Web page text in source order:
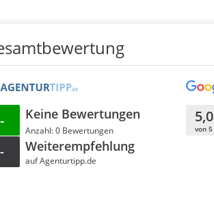
- Keine Bewertungen
Anzahl: 0 Bewertungen
- Weiterempfehlung
auf Agenturtipp.de
5,0
von 5